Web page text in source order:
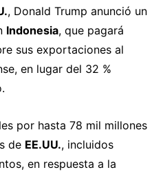
, Donald Trump anunció un
Indonesia, que pagará
sus exportaciones al
en lugar del 32 %
por hasta 78 mil millones
de EE.UU., incluidos
en respuesta a la